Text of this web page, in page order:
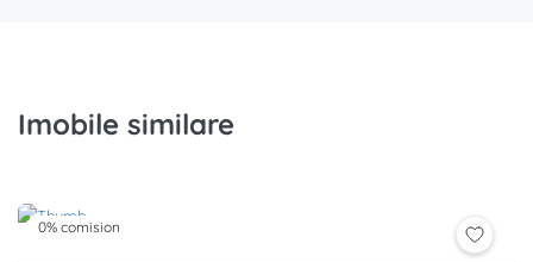
Imobile similare
0% comision